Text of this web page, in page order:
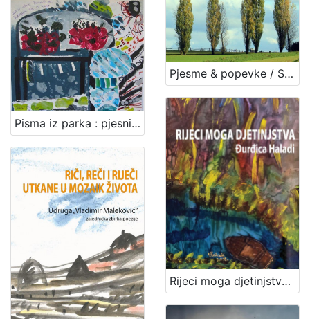
Pisma iz parka : pjesničko-likovna zbirka / [autorica pjesama] Zorica Krističević Avdagić ; [autorica kolaža] Vlasta Pastuović Aleksić
Pjesme & popevke / Silvija Bosner
Rijeci moga djetinjstva / Đurđica Haladi